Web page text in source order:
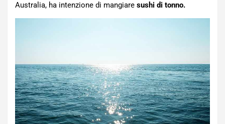
Australia, ha intenzione di mangiare sushi di tonno.